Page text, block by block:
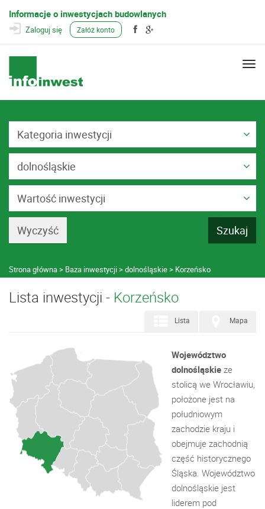
Informacje o inwestycjach budowlanych
Zaloguj się Załóż konto
Kategoria inwestycji
dolnośląskie
Wartość inwestycji
Strona główna Baza inwestycji dolnośląskie Korzeńsko
Lista inwestycji - Korzeńsko
Mapa
Lista
Województwo
dolnośląskie ze
stolicą we Wrocławiu,
położone jest na
południowym
zachodzie kraju i
obejmuje zachodnią
część historycznego
Śląska. Województwo
dolnośląskie jest
liderem pod